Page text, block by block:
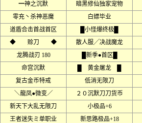
━神之沉默
暗黑修仙独家宠物
零充丶杀神恶魔
白嫖毕业
道盾合击首战首区
█小怪爆终极█
◆ 赊刀 ◆
散人服╱决战魔龙
龙腾战刃 180
█新季●首区█
命宫沉默
█ 黄金屠龙 █
复古金币特戒
低消无限刀
＼龍凤●微变／
２０沉默刀刀货币
新天下大乱无限刀
小极品+6
王者迷失ミ单职业
新思路极品+18